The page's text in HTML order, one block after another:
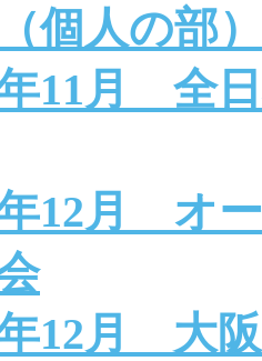
個人の部）
11月 全
12月 オ
12月 大